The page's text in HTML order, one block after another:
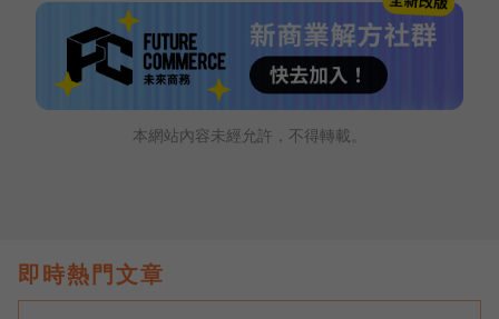
本網站內容未經允許，不得轉載。
即時熱門文章